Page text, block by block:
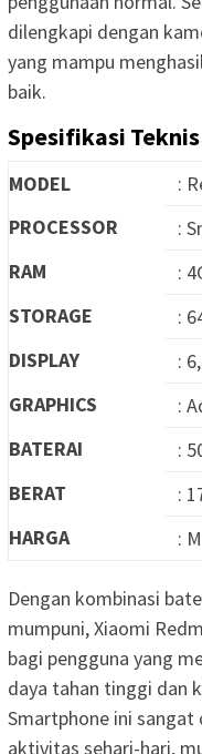
dilengkapi dengan
yang mampu
baik.
Spesifikasi Teknis
MODEL
:
PROCESSOR
:
RAM
:
STORAGE
:
DISPLAY
:
GRAPHICS
:
BATERAI
:
BERAT
:
HARGA
:
Dengan kombinasi
mumpuni, Xiaomi
bagi pengguna yang
daya tahan tinggi dan
Smartphone ini
aktivitas sehari-hari,